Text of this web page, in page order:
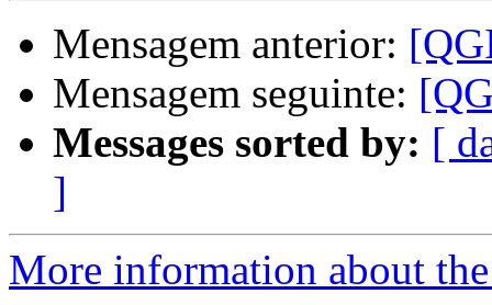
Mensagem anterior:
Mensagem seguinte:
Messages sorted by: [
]
More information about